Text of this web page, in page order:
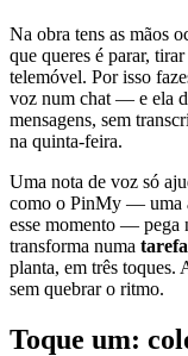
Na obra tens as mãos
que queres é parar,
telemóvel. Por isso
voz num chat — e ela
mensagens, sem
na quinta-feira.
Uma nota de voz só
como o PinMy — uma
esse momento — pega
transforma numa
planta, em três toques.
sem quebrar o ritmo.
Toque um: